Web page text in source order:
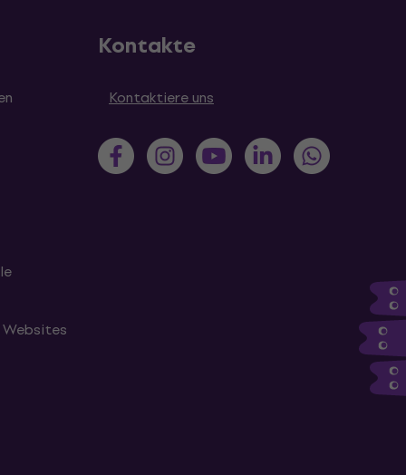
Kontakte
Kontaktiere uns